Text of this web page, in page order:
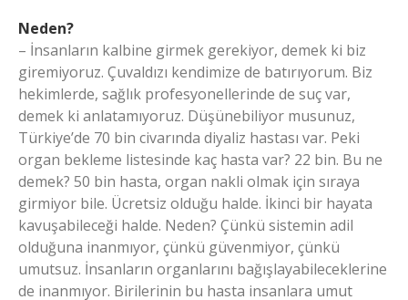
Neden?
– İnsanların kalbine girmek gerekiyor, demek ki biz
giremiyoruz. Çuvaldızı kendimize de batırıyorum. Biz
hekimlerde, sağlık profesyonellerinde de suç var,
demek ki anlatamıyoruz. Düşünebiliyor musunuz,
Türkiye’de 70 bin civarında diyaliz hastası var. Peki
organ bekleme listesinde kaç hasta var? 22 bin. Bu ne
demek? 50 bin hasta, organ nakli olmak için sıraya
girmiyor bile. Ücretsiz olduğu halde. İkinci bir hayata
kavuşabileceği halde. Neden? Çünkü sistemin adil
olduğuna inanmıyor, çünkü güvenmiyor, çünkü
umutsuz. İnsanların organlarını bağışlayabileceklerine
de inanmıyor. Birilerinin bu hasta insanlara umut